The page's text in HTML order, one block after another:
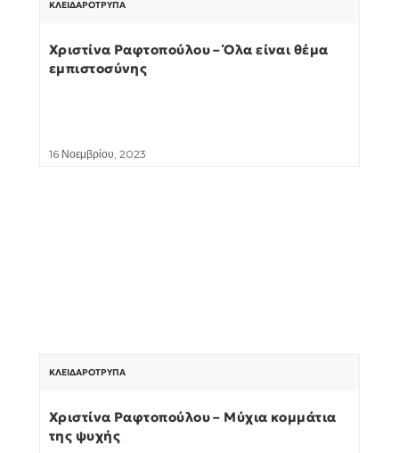
ΚΛΕΙΔΑΡΌΤΡΥΠΑ
Χριστίνα Ραφτοπούλου – Όλα είναι θέμα
εμπιστοσύνης
16 Νοεμβρίου, 2023
ΚΛΕΙΔΑΡΌΤΡΥΠΑ
Χριστίνα Ραφτοπούλου – Μύχια κομμάτια
της ψυχής